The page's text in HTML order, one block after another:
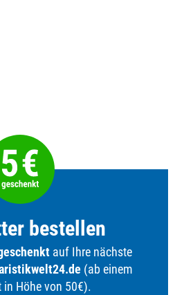
bestellen
auf Ihre nächste
(ab einem
in Höhe von 50€).